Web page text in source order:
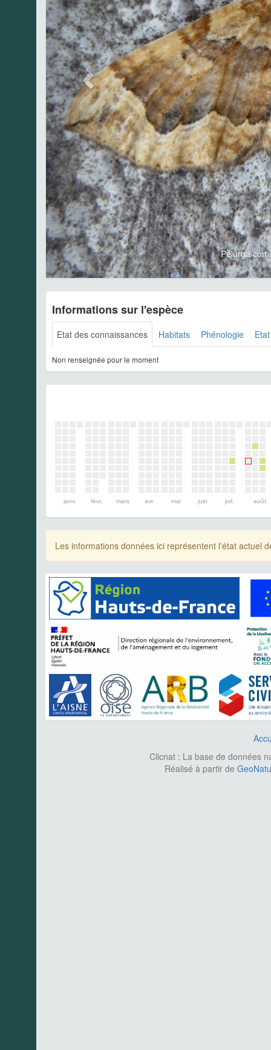
Pelurga
Informations sur l'espèce
Etat des connaissances Habitats Phénologie
Non renseignée pour le moment
janv. févr. mars avr. mai juin juil. août
Les informations données ici représentent l'état actuel
Clicnat : La base de données
Réalisé à partir de